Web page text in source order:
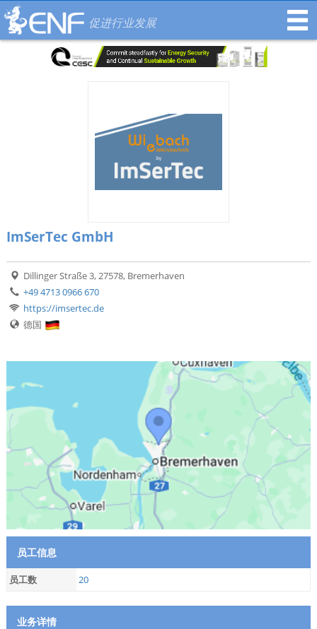
促进行业发展
ImSerTec GmbH
Dillinger Straße 3, 27578, Bremerhaven
+49 4713 0966 670
https://imsertec.de
德国
员工信息
员工数 20
业务详情